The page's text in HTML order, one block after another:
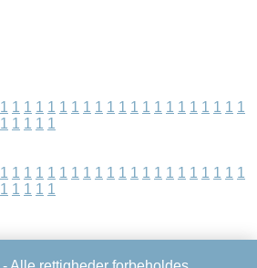
1 1 1 1 1 1 1 1 1 1 1 1 1 1 1 1 1 1 1 1 1
1 1 1 1 1
1 1 1 1 1 1 1 1 1 1 1 1 1 1 1 1 1 1 1 1 1
1 1 1 1 1